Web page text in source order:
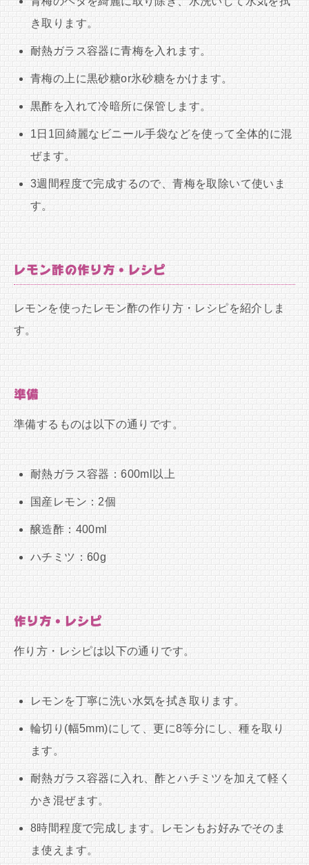
き取ります。
耐熱ガラス容器に青梅を入れます。
青梅の上に黒砂糖or氷砂糖をかけます。
黒酢を入れて冷暗所に保管します。
1日1回綺麗なビニール手袋などを使って全体的に混
ぜます。
3週間程度で完成するので、青梅を取除いて使いま
す。
レモン酢の作り方・レシピ
レモンを使ったレモン酢の作り方・レシピを紹介しま
す。
準備
準備するものは以下の通りです。
耐熱ガラス容器：600ml以上
国産レモン：2個
醸造酢：400ml
ハチミツ：60g
作り方・レシピ
作り方・レシピは以下の通りです。
レモンを丁寧に洗い水気を拭き取ります。
輪切り(幅5mm)にして、更に8等分にし、種を取り
ます。
耐熱ガラス容器に入れ、酢とハチミツを加えて軽く
かき混ぜます。
8時間程度で完成します。レモンもお好みでそのま
ま使えます。